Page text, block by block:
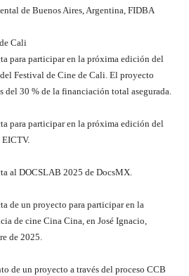
de Buenos Aires, Argentina, FIDBA
Cali
para participar en la próxima edición del
Festival de Cine de Cali. El proyecto
del 30 % de la financiación total asegurada.
para participar en la próxima edición del
al DOCSLAB 2025 de DocsMX.
de un proyecto para participar en la
de cine Cina Cina, en José Ignacio,
de 2025.
de un proyecto a través del proceso CCB